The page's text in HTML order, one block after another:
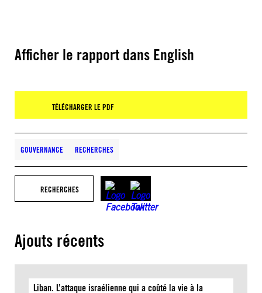
Afficher le rapport dans English
TÉLÉCHARGER LE PDF
GOUVERNANCE RECHERCHES
RECHERCHES
Ajouts récents
Liban. L’attaque israélienne qui a coûté la vie à la